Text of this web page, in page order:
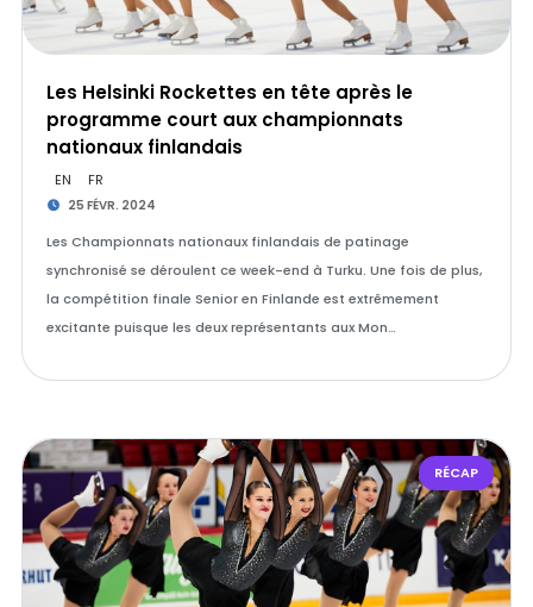
Les Helsinki Rockettes en tête après le
programme court aux championnats
nationaux finlandais
EN FR
25 FÉVR. 2024
Les Championnats nationaux finlandais de patinage
synchronisé se déroulent ce week-end à Turku. Une fois de plus,
la compétition finale Senior en Finlande est extrêmement
excitante puisque les deux représentants aux Mon…
RÉCAP